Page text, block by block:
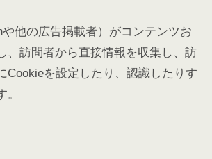
他の広告掲載者）がコンテンツお
、訪問者から直接情報を収集し、訪
Cookieを設定したり、認識したりす